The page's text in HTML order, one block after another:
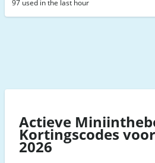
97 used in the last hour
Actieve
Kortingscodes
2026